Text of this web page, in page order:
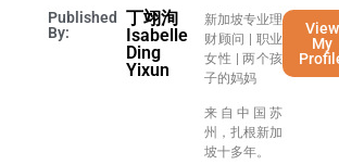
Published
By:
丁翊洵
Isabelle
Ding
Yixun
新加坡专业理
财顾问 | 职业
女性 | 两个孩
子的妈妈
来自中国苏
州，扎根新加
坡十多年。
View
My